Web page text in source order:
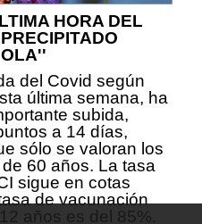
HORA DEL
del Covid según
última semana, ha
subida,
a 14 días,
sólo se valoran los
60 años. La tasa
sigue en cotas
de vacunación
años es del 85%.